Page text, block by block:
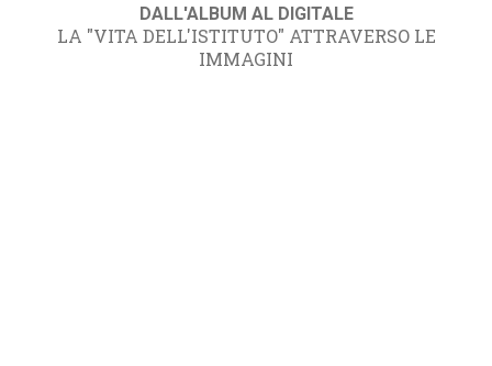
DALL'ALBUM AL DIGITALE
LA "VITA DELL'ISTITUTO" ATTRAVERSO LE
IMMAGINI